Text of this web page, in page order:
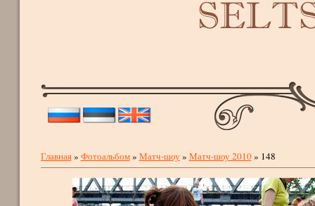
Главная» Фотоальбом» Матч-шоу» Матч-шоу 2010» 148